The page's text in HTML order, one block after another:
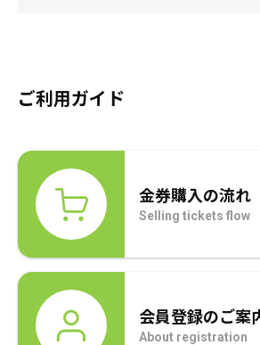
ビール券・清酒券
レジャーチケット
通信・テレカ
交通プリペイドカード
生活関連
図書カード・QUO（クオ）カード
ビール券
レジャーチケット
通信・テレカ
交通プリペイドカード
生活関連・お食事券
図書カード・QUO（クオ）カード
お知らせ
ご利用ガイド
金券購入の流れ
Selling tickets flow
会員登録のご案
About registration